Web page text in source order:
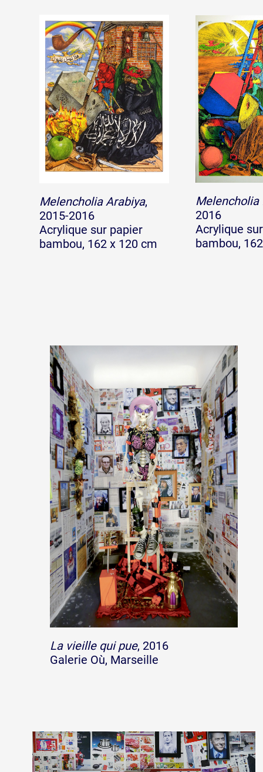
Melencholia Arabiya,
2015-2016
Acrylique sur papier
bambou, 162 x 120 cm
Melencholia
2016
Acrylique
bambou,
La vieille qui pue, 2016
Galerie Où, Marseille